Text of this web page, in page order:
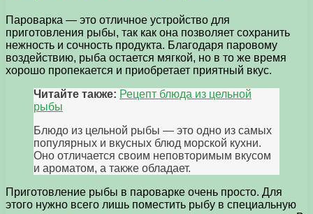
Пароварка — это отличное устройство для
приготовления рыбы, так как она позволяет сохранить
нежность и сочность продукта. Благодаря паровому
воздействию, рыба остается мягкой, но в то же время
хорошо пропекается и приобретает приятный вкус.
Читайте также: Рецепт блюда из цельной
рыбы
Блюдо из цельной рыбы — это одно из самых
популярных и вкусных блюд морской кухни.
Оно отличается своим неповторимым вкусом
и ароматом, а также обладает.
Приготовление рыбы в пароварке очень просто. Для
этого нужно всего лишь поместить рыбу в специальную